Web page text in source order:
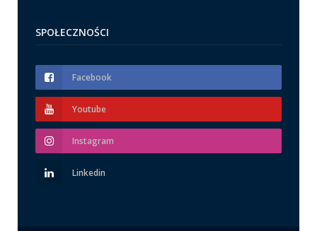
SPOŁECZNOŚCI
Facebook
Youtube
Instagram
Linkedin